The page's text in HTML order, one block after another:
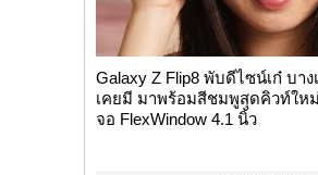
Galaxy Z Flip8 พับดีไซน์เก๋ บาง
เคยมี มาพร้อมสีชมพูสุดคิวท์ให
จอ FlexWindow 4.1 นิ้ว